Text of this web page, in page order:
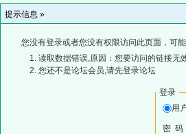
提示信息 »
您没有登录或者您没有权限访问此页面，可
读取数据错误,原因：您要访问的链接无
您还不是论坛会员,请先登录论坛
登录
用
密 码